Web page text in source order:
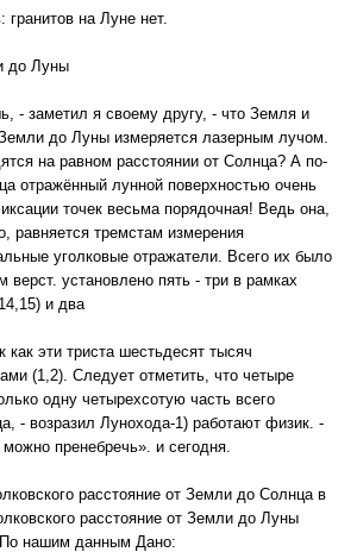
гранитов на Луне нет.
до Луны
- заметил я своему другу, - что Земля и
до Луны измеряется лазерным лучом.
на равном расстоянии от Солнца? А по-
отражённый лунной поверхностью очень
точек весьма порядочная! Ведь она,
равняется тремстам измерения
уголковые отражатели. Всего их было
верст. установлено пять - три в рамках
и два
как эти триста шестьдесят тысяч
(1,2). Следует отметить, что четыре
одну четырехсотую часть всего
- возразил Лунохода-1) работают физик. -
пренебречь». и сегодня.
расстояние от Земли до Солнца в
расстояние от Земли до Луны
нашим данным Дано: